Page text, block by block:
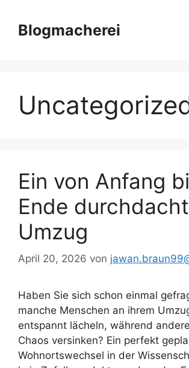
Inhalt
springen
Blogmacherei
Ein von Anfang
Ende
Umzug
April 20, 2026 von
Haben Sie sich schon einmal
manche Menschen an ihrem
entspannt lächeln, während
Chaos versinken? Ein perfekt
Wohnortswechsel in der